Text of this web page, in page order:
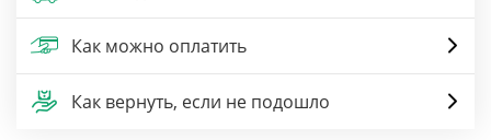
Как можно оплатить
Как вернуть, если не подошло